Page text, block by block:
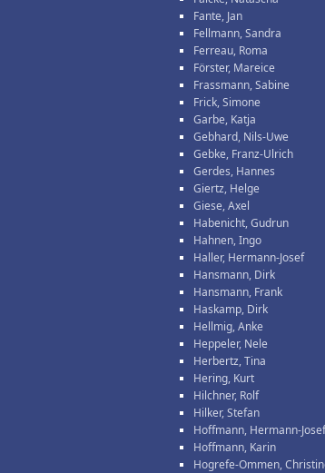
Fante, Jan
Fellmann, Sandra
Ferreau, Roma
Förster, Mareice
Frassmann, Sabine
Frick, Simone
Garbe, Katja
Gebhard, Nils-Uwe
Gebke, Franz-Ulrich
Gerdes, Hannes
Giertz, Helge
Giese, Axel
Habenicht, Gudrun
Hahnen, Ingo
Haller, Hermann-Josef
Hansmann, Dirk
Hansmann, Frank
Haskamp, Dirk
Hellmig, Anke
Heppeler, Nele
Herbertz, Tina
Hering, Kurt
Hilchner, Rolf
Hilker, Stefan
Hoffmann, Hermann-Josef
Hoffmann, Karin
Hogrefe-Ommen,